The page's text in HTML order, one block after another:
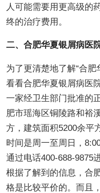
人可能需要用更高级的
终的治疗费用。
二、合肥华夏银屑病医
为了更清楚地了解“合
看看合肥华夏银屑病医
一家经卫生部门批准的
肥市瑶海区铜陵路和裕
方，建筑面积5200余平
时间是周一至周日，
通过电话400-688-9875
根据了解到的信息，合
格是比较平价的。而且